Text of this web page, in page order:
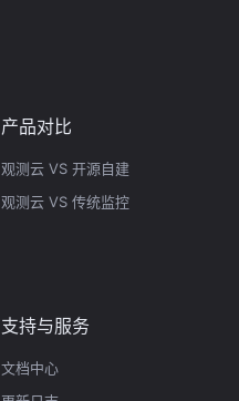
产品对比
观测云 VS 开源自建
观测云 VS 传统监控
支持与服务
文档中心